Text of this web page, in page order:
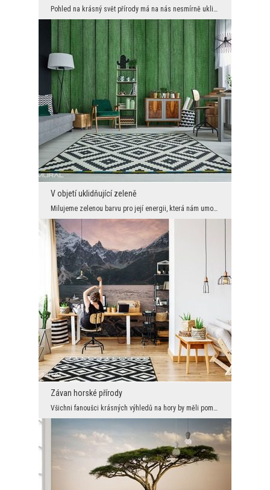
Pohled na krásný svět přírody má na nás nesmírně uklidňující účinek. Není divu, že tato jedinečná...
V objetí uklidňující zeleně
Milujeme zelenou barvu pro její energii, která nám umožňuje relaxovat a odpočívat, a naše oči se ...
Závan horské přírody
Všichni fanoušci krásných výhledů na hory by měli pomyslet o vytvoření této jedinečné nástěnné de...